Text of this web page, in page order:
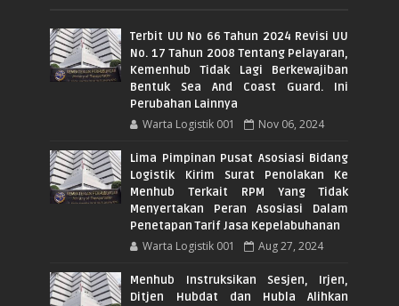
Terbit UU No 66 Tahun 2024 Revisi UU
No. 17 Tahun 2008 Tentang Pelayaran,
Kemenhub Tidak Lagi Berkewajiban
Bentuk Sea And Coast Guard. Ini
Perubahan Lainnya
Warta Logistik 001 Nov 06, 2024
Lima Pimpinan Pusat Asosiasi Bidang
Logistik Kirim Surat Penolakan Ke
Menhub Terkait RPM Yang Tidak
Menyertakan Peran Asosiasi Dalam
Penetapan Tarif Jasa Kepelabuhanan
Warta Logistik 001 Aug 27, 2024
Menhub Instruksikan Sesjen, Irjen,
Ditjen Hubdat dan Hubla Alihkan